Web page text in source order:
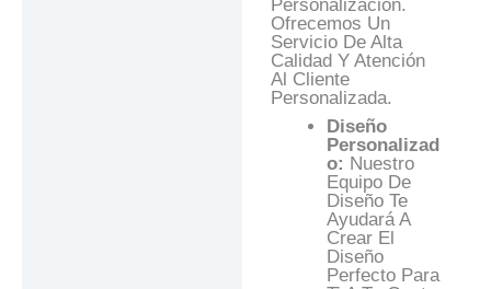
Personalización.
Ofrecemos Un
Servicio De Alta
Calidad Y Atención
Al Cliente
Personalizada.
Diseño
Personalizad
O: Nuestro
Equipo De
Diseño Te
Ayudará A
Crear El
Diseño
Perfecto Para